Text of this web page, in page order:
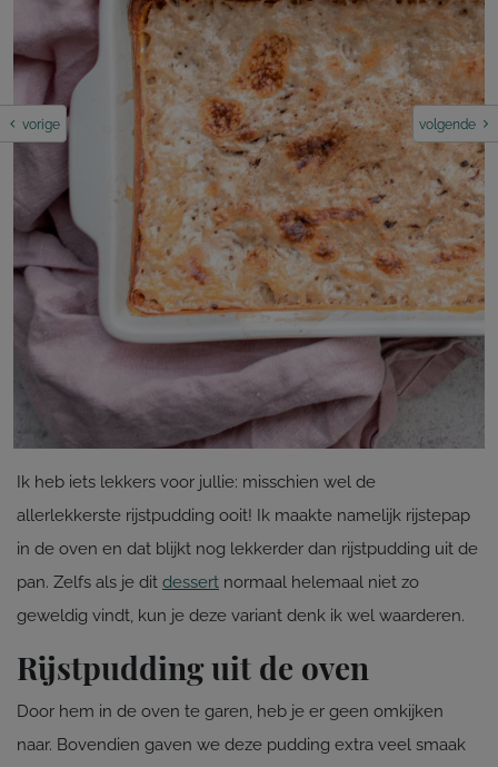
vorige volgende
Ik heb iets lekkers voor jullie: misschien wel de
allerlekkerste rijstpudding ooit! Ik maakte namelijk rijstepap
in de oven en dat blijkt nog lekkerder dan rijstpudding uit de
pan. Zelfs als je dit dessert normaal helemaal niet zo
geweldig vindt, kun je deze variant denk ik wel waarderen.
Rijstpudding uit de oven
Door hem in de oven te garen, heb je er geen omkijken
naar. Bovendien gaven we deze pudding extra veel smaak